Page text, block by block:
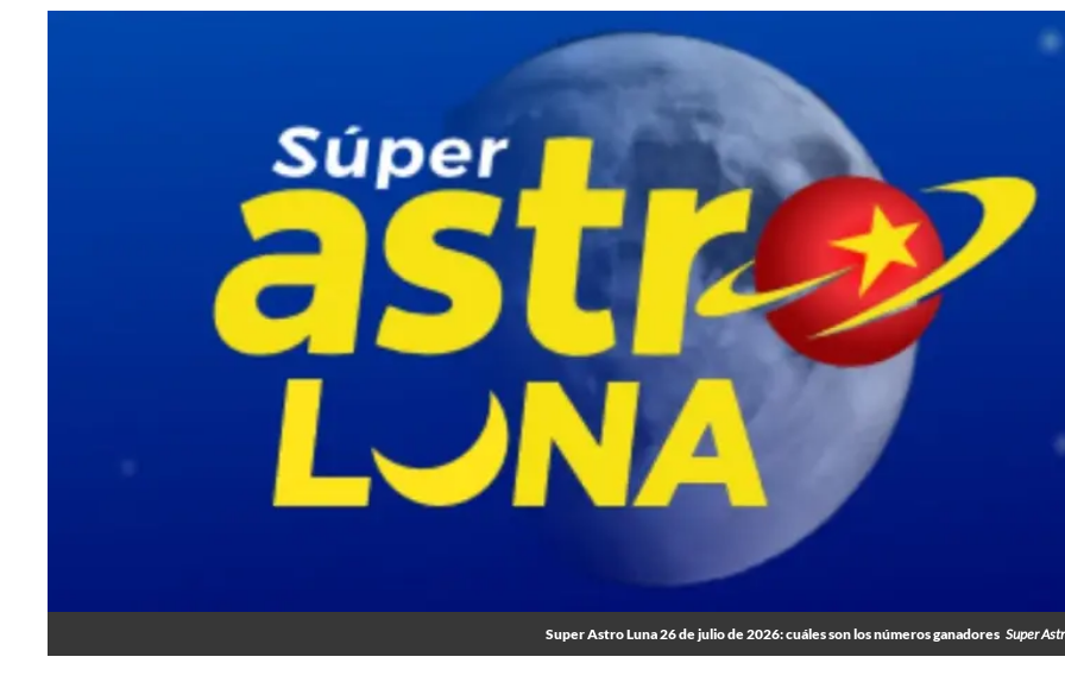
Super Astro Luna 26 de julio de 2026: cuáles son los números ganadores Super